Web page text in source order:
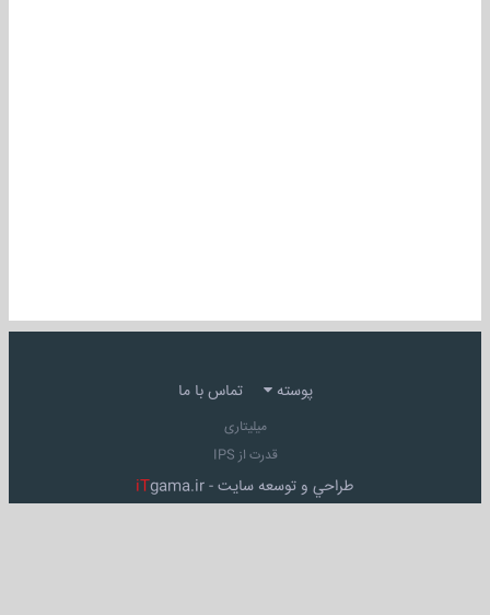
پوسته تماس با ما
میلیتاری
قدرت از IPS
طراحي و توسعه سايت - iTgama.ir